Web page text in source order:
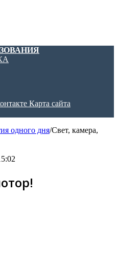
Карта сайта
одного дня/Свет, камера,